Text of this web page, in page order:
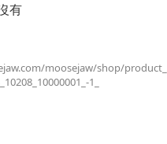
有
moosejaw/shop/
1_